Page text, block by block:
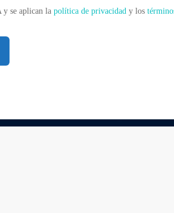
y se aplican la política de privacidad y los